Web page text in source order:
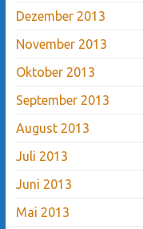
Dezember 2013
November 2013
Oktober 2013
September 2013
August 2013
Juli 2013
Juni 2013
Mai 2013